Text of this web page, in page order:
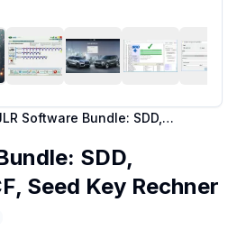
JLR Software Bundle: SDD, Pathfinder, CCF, Seed Key Rechner
SDD,
Seed Key Rechner